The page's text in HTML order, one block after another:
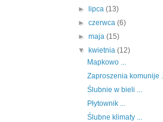
►lipca(13)
►czerwca(6)
►maja(15)
▼kwietnia(12)
Mapkowo ...
Zaproszenia komunije ...
Ślubnie w bieli ...
Płytownik ...
Ślubne klimaty ...